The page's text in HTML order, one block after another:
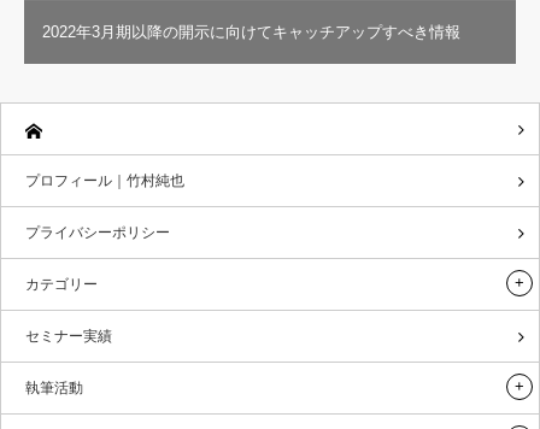
2022年3月期以降の開示に向けてキャッチアップすべき情報
プロフィール｜竹村純也
プライバシーポリシー
カテゴリー
セミナー実績
執筆活動